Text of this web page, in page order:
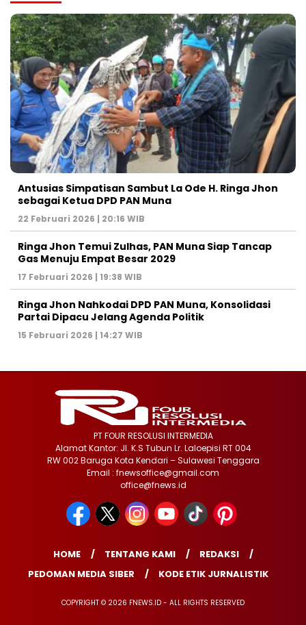
Antusias Simpatisan Sambut La Ode H. Ringa Jhon
sebagai Ketua DPD PAN Muna
22 Februari 2026 | 20:16 WIB
Ringa Jhon Temui Zulhas, PAN Muna Siap Tancap
Gas Menuju Empat Besar 2029
17 Februari 2026 | 19:38 WIB
Ringa Jhon Nahkodai DPD PAN Muna, Konsolidasi
Partai Dipacu Jelang Agenda Politik
15 Februari 2026 | 14:27 WIB
PT FOUR RESOLUSI INTERMEDIA
Alamat Kantor: Jl. K.S Tubun Lr. Laloepisi RT 004
RW 002 Baruga Kota Kendari – Sulawesi Tenggara
Email : fnewsoffice@gmail.com
office@fnews.id
HOME TENTANG KAMI
REDAKSI
PEDOMAN MEDIA SIBER
KODE ETIK JURNALISTIK
COPYRIGHT © 2026 FNEWS.ID - ALL RIGHTS RESERVED